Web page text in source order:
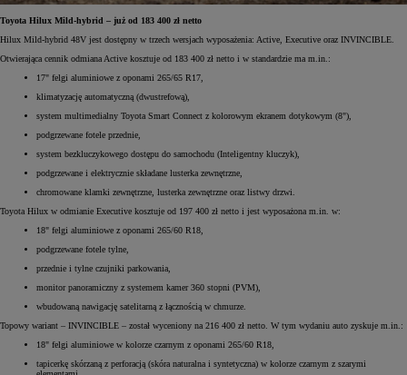
Toyota Hilux Mild-hybrid – już od 183 400 zł netto
Hilux Mild-hybrid 48V jest dostępny w trzech wersjach wyposażenia: Active, Executive oraz INVINCIBLE.
Otwierająca cennik odmiana Active kosztuje od 183 400 zł netto i w standardzie ma m.in.:
17" felgi aluminiowe z oponami 265/65 R17,
klimatyzację automatyczną (dwustrefową),
system multimedialny Toyota Smart Connect z kolorowym ekranem dotykowym (8"),
podgrzewane fotele przednie,
system bezkluczykowego dostępu do samochodu (Inteligentny kluczyk),
podgrzewane i elektrycznie składane lusterka zewnętrzne,
chromowane klamki zewnętrzne, lusterka zewnętrzne oraz listwy drzwi.
Toyota Hilux w odmianie Executive kosztuje od 197 400 zł netto i jest wyposażona m.in. w:
18" felgi aluminiowe z oponami 265/60 R18,
podgrzewane fotele tylne,
przednie i tylne czujniki parkowania,
monitor panoramiczny z systemem kamer 360 stopni (PVM),
wbudowaną nawigację satelitarną z łącznością w chmurze.
Topowy wariant – INVINCIBLE – został wyceniony na 216 400 zł netto. W tym wydaniu auto zyskuje m.in.:
18" felgi aluminiowe w kolorze czarnym z oponami 265/60 R18,
tapicerkę skórzaną z perforacją (skóra naturalna i syntetyczna) w kolorze czarnym z szarymi